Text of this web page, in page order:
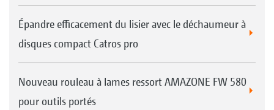
Épandre efficacement du lisier avec le déchaumeur à
disques compact Catros pro
Nouveau rouleau à lames ressort AMAZONE FW 580
pour outils portés